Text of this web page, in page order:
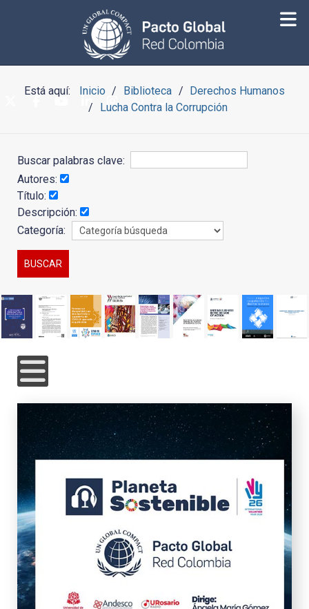
Está aquí: Inicio Biblioteca
Derechos Humanos
Lucha Contra la Corrupción
Buscar palabras clave:
Autores:
Título:
Descripción:
Categoría: